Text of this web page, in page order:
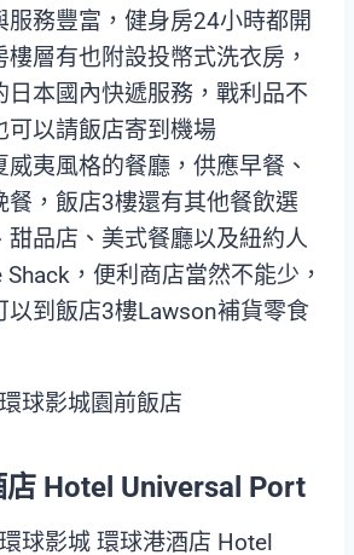
服務豐富，健身房24小時都開
層有也附設投幣式洗衣房，
日本國內快遞服務，戰利品不
可以請飯店寄到機場
威夷風格的餐廳，供應早餐、
餐，飯店3樓還有其他餐飲選
甜品店、美式餐廳以及紐約人
Shack，便利商店當然不能少，
以到飯店3樓Lawson補貨零食
Hotel Universal Port